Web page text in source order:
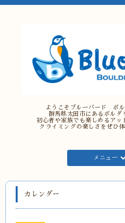
ようこそブルーバード ボル
群馬県太田市にあるボルダ
初心者や家族でも楽しめるアッ
クライミングの楽しさをぜひ
メニュー
カレンダー